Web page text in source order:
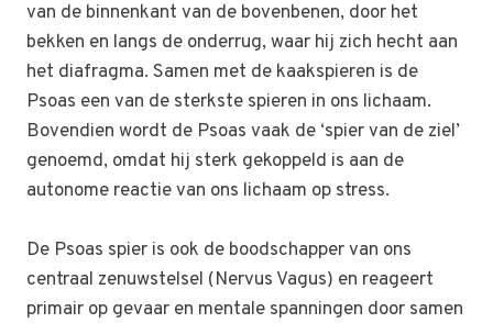
van de binnenkant van de bovenbenen, door het
bekken en langs de onderrug, waar hij zich hecht aan
het diafragma. Samen met de kaakspieren is de
Psoas een van de sterkste spieren in ons lichaam.
Bovendien wordt de Psoas vaak de ‘spier van de ziel’
genoemd, omdat hij sterk gekoppeld is aan de
autonome reactie van ons lichaam op stress.
De Psoas spier is ook de boodschapper van ons
centraal zenuwstelsel (Nervus Vagus) en reageert
primair op gevaar en mentale spanningen door samen